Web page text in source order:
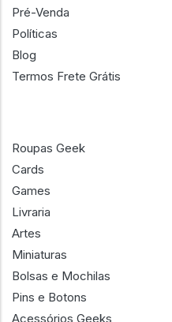
Pré-Venda
Políticas
Blog
Termos Frete Grátis
Roupas Geek
Cards
Games
Livraria
Artes
Miniaturas
Bolsas e Mochilas
Pins e Botons
Acessórios Geeks